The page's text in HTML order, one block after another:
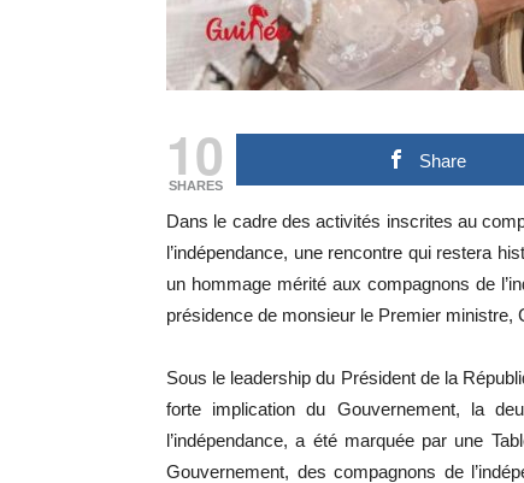
10
SHARES
Share
Dans le cadre des activités inscrites au
l’indépendance, une rencontre qui restera
un hommage mérité aux compagnons de
présidence de monsieur le Premier
Sous le leadership du Président de la
forte implication du Gouvernement, la
l’indépendance, a été marquée par une
Gouvernement, des compagnons de